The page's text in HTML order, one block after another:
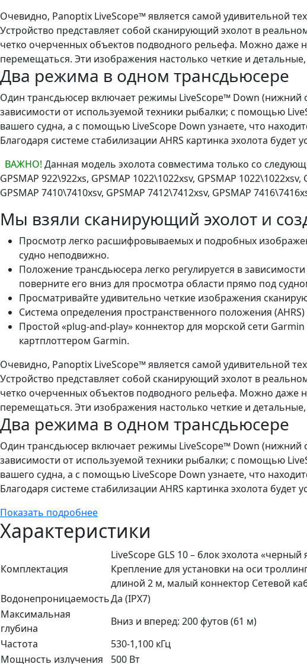
Очевидно, Panoptix LiveScope™ является самой удивительной
Устройство представляет собой сканирующий эхолот в
четко очерченных объектов подводного рельефа. Можно даже
перемещаться. Эти изображения настолько четкие и
Два режима в одном трансдьюсере
Один трансдьюсер включает режимы LiveScope™ Down (нижний
зависимости от используемой техники рыбалки; с помощью
вашего судна, а с помощью LiveScope Down узнаете, что
Благодаря системе стабилизации AHRS картинка эхолота
ВАЖНО! Данная модель эхолота совместима только со
GPSMAP 922\922xs, GPSMAP 1022\1022xsv, GPSMAP
GPSMAP 7410\7410xsv, GPSMAP 7412\7412xsv, GPSMAP
Мы взяли сканирующий эхолот и
Просмотр легко расшифровываемых и подробных
судно неподвижно.
Положение трансдьюсера легко регулируется в
поверните его вниз для просмотра области прямо под
Просматривайте удивительно четкие изображения
Система определения пространственного положения
Простой «plug-and-play» коннектор для морской сети
картплоттером Garmin.
Очевидно, Panoptix LiveScope™ является самой удивительной
Устройство представляет собой сканирующий эхолот в
четко очерченных объектов подводного рельефа. Можно даже
перемещаться. Эти изображения настолько четкие и
Два режима в одном трансдьюсере
Один трансдьюсер включает режимы LiveScope™ Down (нижний
зависимости от используемой техники рыбалки; с помощью
вашего судна, а с помощью LiveScope Down узнаете, что
Благодаря системе стабилизации AHRS картинка эхолота
Показать подробнее
Характеристики
Комплектация
LiveScope GLS 10 – блок эхолота
Крепление для установки на оси
длиной 2 м, малый коннектор Сетевой
ВодонепроницаемостьДа (IPX7)
Максимальная
глубина
Вниз и вперед: 200 футов (61 м)
Частота
530-1,100 кГц
Мощность излучения
500 Вт